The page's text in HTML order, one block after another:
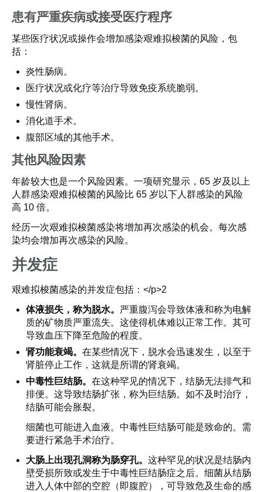
患有严重疾病或接受医疗程序
某些医疗状况或操作会增加感染艰难拟梭菌的风险，包
括：
炎性肠病。
医疗状况或化疗等治疗导致免疫系统脆弱。
慢性肾病。
消化道手术。
腹部区域的其他手术。
其他风险因素
年龄较大也是一个风险因素。一项研究显示，65 岁及以上
人群感染艰难拟梭菌的风险比 65 岁以下人群感染的风险
高 10 倍。
经历一次艰难拟梭菌感染将增加再次感染的机会。每次感
染均会增加再次感染的风险。
并发症
艰难拟梭菌感染的并发症包括：</p>2
体液损失，称为脱水。 严重腹泻会导致体液和称为电解
质的矿物质严重流失。这使得机体难以正常工作。其可
导致血压下降至危险的程度。
肾功能衰竭。 在某些情况下，脱水会迅速发生，以至于
肾脏停止工作，这就是所谓的肾衰竭。
中毒性巨结肠。 在这种罕见的情况下，结肠无法排气和
排便。这导致结肠扩张，称为巨结肠。如不及时治疗，
结肠可能会胀裂。
细菌也可能进入血液。中毒性巨结肠可能是致命的。需
要进行紧急手术治疗。
大肠上出现孔洞称为肠穿孔。 这种罕见的状况是结肠内
壁受损所致或发生于中毒性巨结肠症之后。细菌从结肠
进入人体中部的空腔（即腹腔），可导致危及生命的感